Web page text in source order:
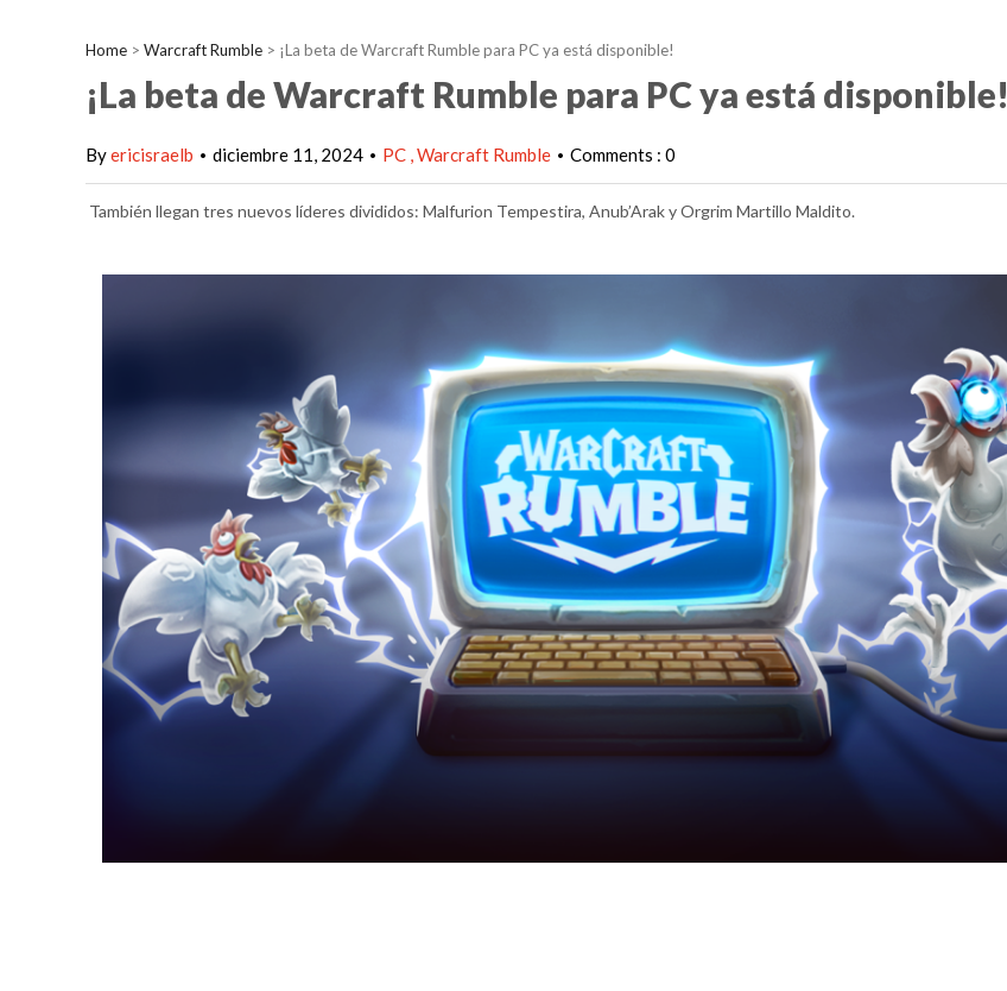
Home > Warcraft Rumble > ¡La beta de Warcraft Rumble para PC ya está disponible!
¡La beta de Warcraft Rumble para PC ya está disponible!
Byericisraelb • diciembre 11, 2024 • PC Warcraft Rumble • Comments : 0
También llegan tres nuevos líderes divididos: Malfurion Tempestira, Anub’Arak y Orgrim Martillo Maldito.